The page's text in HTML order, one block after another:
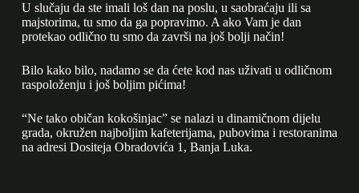
U slučaju da ste imali loš dan na poslu, u saobraćaju ili sa
majstorima, tu smo da ga popravimo. A ako Vam je dan
protekao odlično tu smo da završi na još bolji način!
Bilo kako bilo, nadamo se da ćete kod nas uživati u odličnom
raspoloženju i još boljim pićima!
“Ne tako običan kokošinjac” se nalazi u dinamičnom dijelu
grada, okružen najboljim kafeterijama, pubovima i restoranima
na adresi Dositeja Obradovića 1, Banja Luka.